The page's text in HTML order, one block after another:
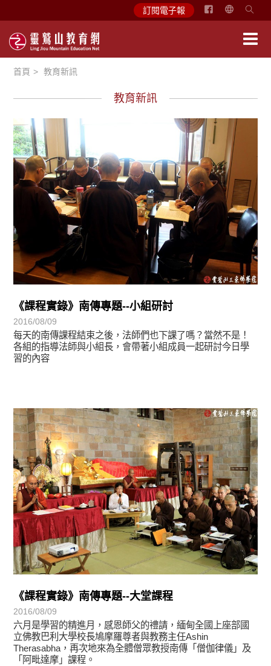
訂閱電子報
简
首頁 教育新訊
教育新訊
《課程實錄》南傳專題--小組研討
2016/08/09
每天的南傳課程結束之後，法師們也下課了嗎？當然不是！
各組的指導法師與小組長，會帶著小組成員一起研討今日學
習的內容
學習分享
《課程實錄》南傳專題--大堂課程
2016/08/09
六月是學習的精進月，感恩師父的禮請，緬甸全國上座部國
立佛教巴利大學校長鳩摩羅尊者與教務主任Ashin
Therasabha，再次地來為全體僧眾教授南傳「僧伽律儀」及
「阿毗達摩」課程。
學習分享